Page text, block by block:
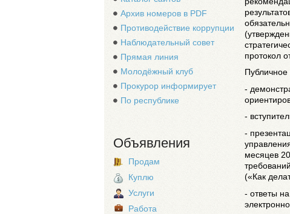
Архив номеров в PDF
Противодействие коррупции
Наблюдательный совет
Прямая линия
Молодёжный клуб
Прокурор информирует
По республике
Объявления
Продам
Куплю
Услуги
Работа
протокол
-
-
-
месяцев
(«Как
- ответы